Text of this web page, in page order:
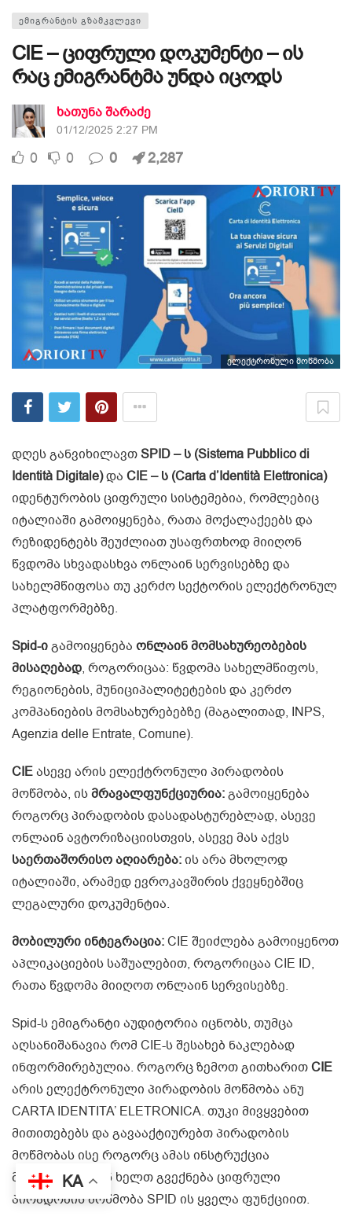
ᲔᲛᲘᲒᲠᲐᲜᲢᲘᲡ ᲒᲖᲐᲛᲙᲕᲚᲔᲕᲘ
CIE – ციფრული დოკუმენტი – ის
რაც ემიგრანტმა უნდა იცოდს
ხათუნა შარაძე
01/12/2025 2:27 PM
0 0 0 2,287
ელექტრონული მოწმობა
დღეს განვიხილავთSPID – ს (Sistema Pubblico di
Identità Digitale)და CIE – ს (Carta d’Identità Elettronica)
იდენტურობის ციფრული სისტემებია, რომლებიც
იტალიაში გამოიყენება, რათა მოქალაქეებს და
რეზიდენტებს შეუძლიათ უსაფრთხოდ მიიღონ
წვდომა სხვადასხვა ონლაინ სერვისებზე და
სახელმწიფოსა თუ კერძო სექტორის ელექტრონულ
პლატფორმებზე.
Spid-იგამოიყენება ონლაინ მომსახურეობების
მისაღებად, როგორიცაა: წვდომა სახელმწიფოს,
რეგიონების, მუნიციპალიტეტების და კერძო
კომპანიების მომსახურებებზე (მაგალითად, INPS,
Agenzia delle Entrate, Comune).
CIEასევე არის ელექტრონული პირადობის
მოწმობა, ისმრავალფუნქციურია:გამოიყენება
როგორც პირადობის დასადასტურებლად, ასევე
ონლაინ ავტორიზაციისთვის, ასევე მას აქვს
საერთაშორისო აღიარება:ის არა მხოლოდ
იტალიაში, არამედ ევროკავშირის ქვეყნებშიც
ლეგალური დოკუმენტია.
მობილური ინტეგრაცია:CIE შეიძლება გამოიყენოთ
აპლიკაციების საშუალებით, როგორიცაა CIE ID,
რათა წვდომა მიიღოთ ონლაინ სერვისებზე.
Spid-ს ემიგრანტი აუდიტორია იცნობს, თუმცა
აღსანიშანავია რომ CIE-ს შესახებ ნაკლებად
ინფორმირებულია. როგორც ზემოთ გითხარითCIE
არის ელექტრონული პირადობის მოწმობა ანუ
CARTA IDENTITA’ ELETRONICA. თუკი მივყვებით
მითითებებს და გავააქტიურებთ პირადობის
მოწმობას ისე როგორც ამას ინსტრუქცია
მოითხოვს, ჩვენ ხელთ გვექნება ციფრული
პირადობის მოწმობა SPID ის ყველა ფუნქციით.
KA